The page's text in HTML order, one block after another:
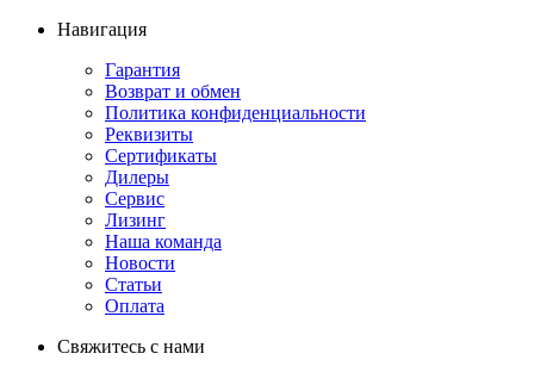
Навигация
Гарантия
Возврат и обмен
Политика конфиденциальности
Реквизиты
Сертификаты
Дилеры
Сервис
Лизинг
Наша команда
Новости
Статьи
Оплата
Свяжитесь с нами